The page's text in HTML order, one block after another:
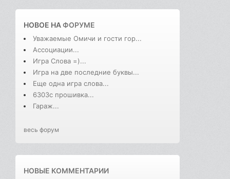
НОВОЕ НАФОРУМЕ
Уважаемые Омичи и гости гор...
Ассоциации...
Игра Слова =)...
Игра на две последние буквы...
Еще одна игра слова...
6303с прошивка...
Гараж...
весь форум
НОВЫЕ КОММЕНТАРИИ